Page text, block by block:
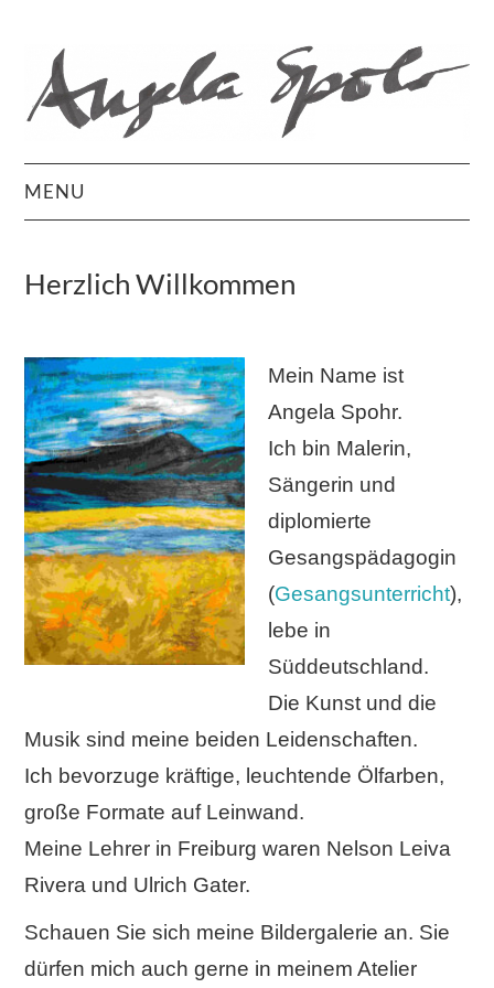
MENU
Ausstellungen
über mich
Kontakt
Datenschutzerklärung
Impressum
Herzlich Willkommen
Mein Name ist
Angela Spohr.
Ich bin Malerin,
Sängerin und
diplomierte
Gesangspädagogin
(Gesangsunterricht),
lebe in
Süddeutschland.
Die Kunst und die
Musik sind meine beiden Leidenschaften.
Ich bevorzuge kräftige, leuchtende Ölfarben,
große Formate auf Leinwand.
Meine Lehrer in Freiburg waren Nelson Leiva
Rivera und Ulrich Gater.
Schauen Sie sich meine Bildergalerie an. Sie
dürfen mich auch gerne in meinem Atelier